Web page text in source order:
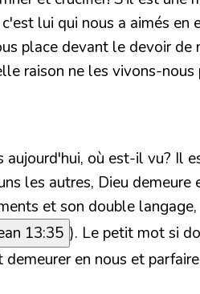
lui qui nous a aimés
place devant le devoir
raison ne les vivons-
où est-il vu? Il
les autres, Dieu
et son double
13:35 ). Le petit mot si
en nous et